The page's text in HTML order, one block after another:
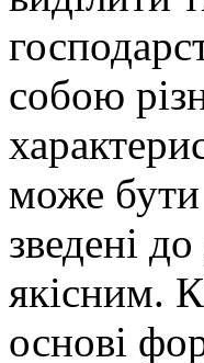
собою
може бути
зведені
якісним.
основі